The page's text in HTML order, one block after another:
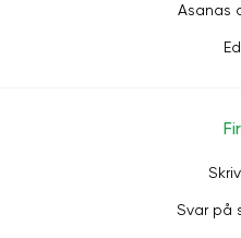
Asanas
Svar på